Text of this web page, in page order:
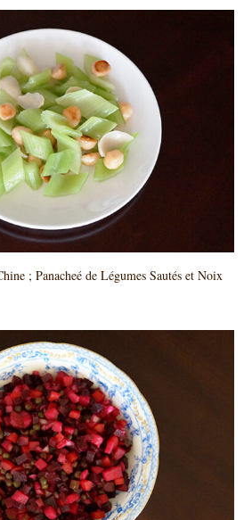
; Panacheé de Légumes Sautés et Noix